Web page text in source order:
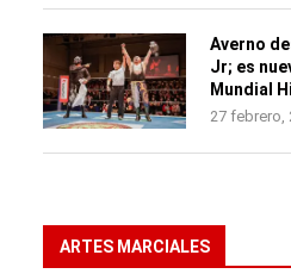
Averno
Jr; es
Mundial
27 febrero,
ARTES MARCIALES